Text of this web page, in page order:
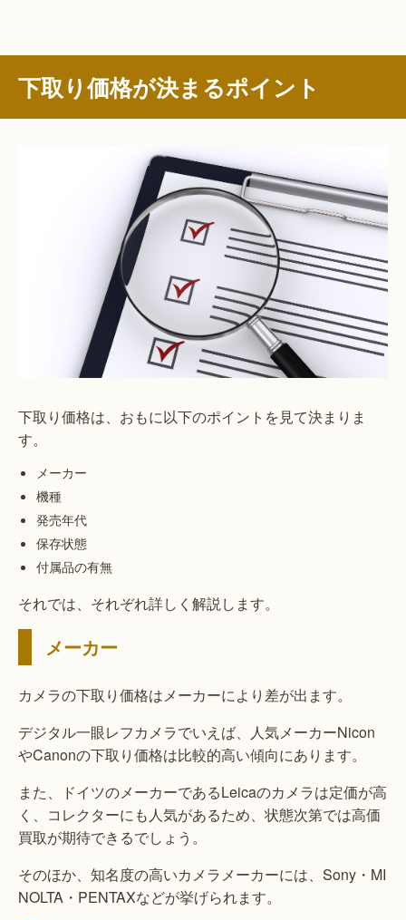
下取り価格が決まるポイント
下取り価格は、おもに以下のポイントを見て決まりま
す。
メーカー
機種
発売年代
保存状態
付属品の有無
それでは、それぞれ詳しく解説します。
メーカー
カメラの下取り価格はメーカーにより差が出ます。
デジタル一眼レフカメラでいえば、人気メーカーNicon
やCanonの下取り価格は比較的高い傾向にあります。
また、ドイツのメーカーであるLeicaのカメラは定価が高
く、コレクターにも人気があるため、状態次第では高価
買取が期待できるでしょう。
そのほか、知名度の高いカメラメーカーには、Sony・MI
NOLTA・PENTAXなどが挙げられます。